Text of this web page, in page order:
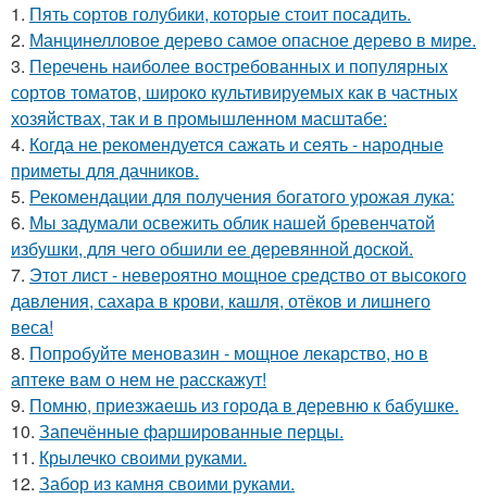
1. Пять сортов голубики, которые стоит посадить.
2. Манцинелловое дерево самое опасное дерево в мире.
3. Перечень наиболее востребованных и популярных
сортов томатов, широко культивируемых как в частных
хозяйствах, так и в промышленном масштабе:
4. Когда не рекомендуется сажать и сеять - народные
приметы для дачников.
5. Рекомендации для получения богатого урожая лука:
6. Мы задумали освежить облик нашей бревенчатой
избушки, для чего обшили ее деревянной доской.
7. Этот лист - невероятно мощное средство от высокого
давления, сахара в крови, кашля, отёков и лишнего
веса!
8. Попробуйте меновазин - мощное лекарство, но в
аптеке вам о нем не расскажут!
9. Помню, приезжаешь из города в деревню к бабушке.
10. Запечённые фаршированные перцы.
11. Крылечко своими руками.
12. Забор из камня своими руками.